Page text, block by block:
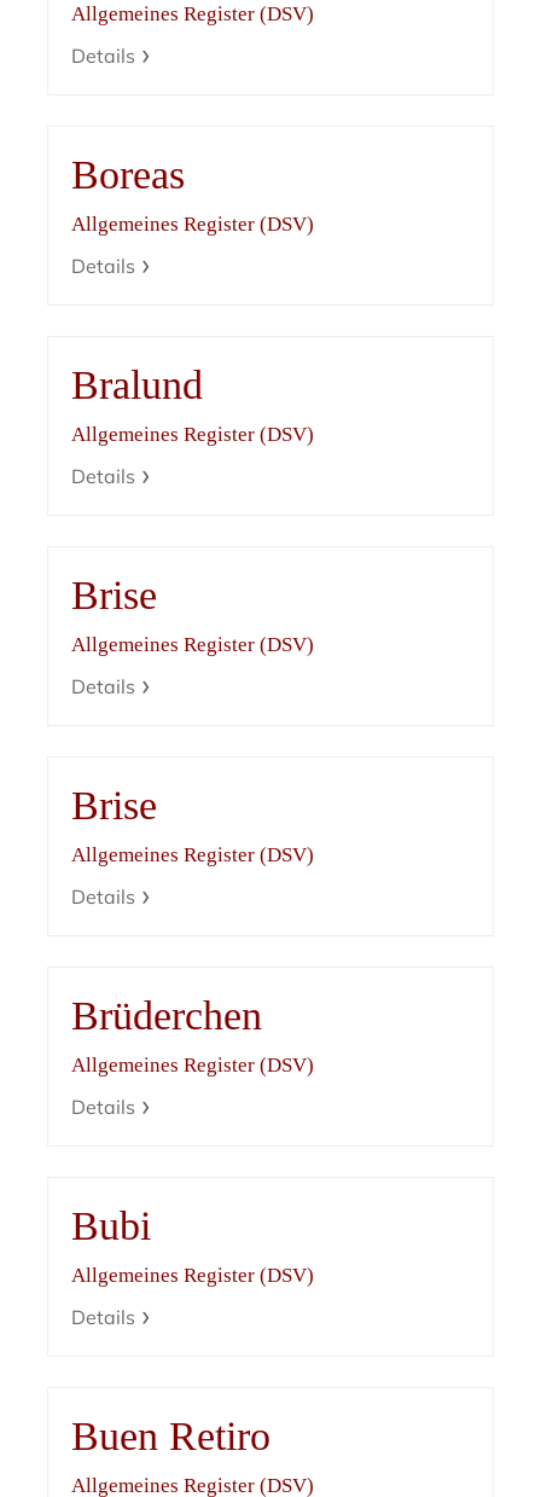
Allgemeines Register (DSV)
Details
Boreas
Allgemeines Register (DSV)
Details
Bralund
Allgemeines Register (DSV)
Details
Brise
Allgemeines Register (DSV)
Details
Brise
Allgemeines Register (DSV)
Details
Brüderchen
Allgemeines Register (DSV)
Details
Bubi
Allgemeines Register (DSV)
Details
Buen Retiro
Allgemeines Register (DSV)